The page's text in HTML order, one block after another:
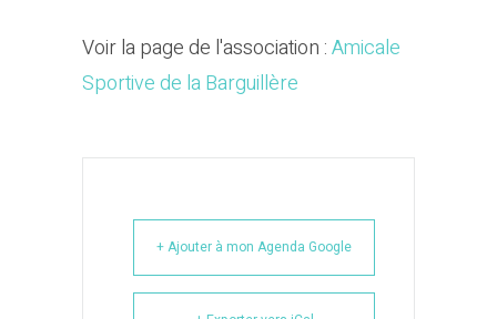
Voir la page de l'association :Amicale
Sportive de la Barguillère
+ Ajouter à mon Agenda Google